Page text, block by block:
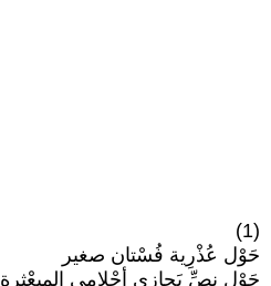
(1)
حَوْل عُذْرِية فُسْتان صغير
حَوْل نصِّ يَحازِى أحْلامي المبعْثرة